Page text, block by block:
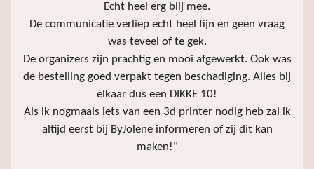
Echt heel erg blij mee.
De communicatie verliep echt heel fijn en geen vraag
was teveel of te gek.
De organizers zijn prachtig en mooi afgewerkt. Ook was
de bestelling goed verpakt tegen beschadiging. Alles bij
elkaar dus een DIKKE 10!
Als ik nogmaals iets van een 3d printer nodig heb zal ik
altijd eerst bij ByJolene informeren of zij dit kan
maken!"